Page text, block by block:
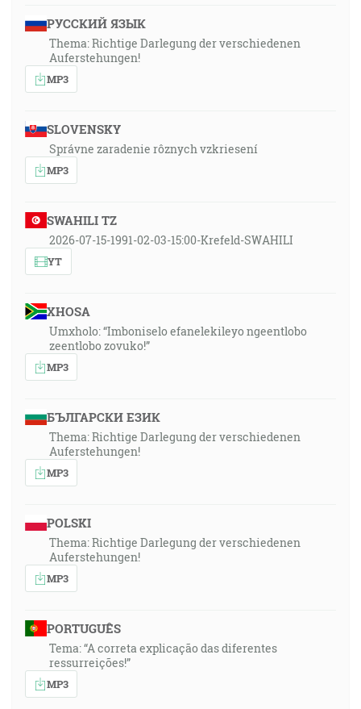
РУССКИЙ ЯЗЫК
Thema: Richtige Darlegung der verschiedenen
Auferstehungen!
MP3
SLOVENSKY
Správne zaradenie rôznych vzkriesení
MP3
SWAHILI TZ
2026-07-15-1991-02-03-15:00-Krefeld-SWAHILI
YT
XHOSA
Umxholo: “Imboniselo efanelekileyo ngeentlobo
zeentlobo zovuko!”
MP3
БЪЛГАРСКИ ЕЗИК
Thema: Richtige Darlegung der verschiedenen
Auferstehungen!
MP3
POLSKI
Thema: Richtige Darlegung der verschiedenen
Auferstehungen!
MP3
PORTUGUÊS
Tema: “A correta explicação das diferentes
ressurreições!”
MP3